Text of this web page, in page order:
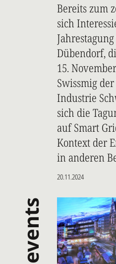
events
Bereits zum
sich
Dübendorf,
15.
Swissmig
Industrie
sich die
auf Smart
Kontext der
in anderen
20.11.2024